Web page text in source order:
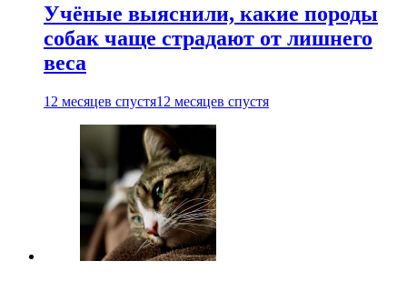
Учёные выяснили, какие породы
собак чаще страдают от лишнего
веса
12 месяцев спустя12 месяцев спустя